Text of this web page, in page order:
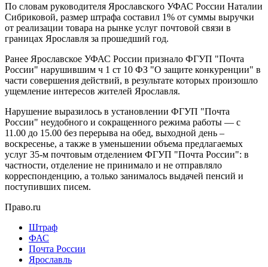
По словам руководителя Ярославского УФАС России Наталии
Сибриковой, размер штрафа составил 1% от суммы выручки
от реализации товара на рынке услуг почтовой связи в
границах Ярославля за прошедший год.
Ранее Ярославское УФАС России признало ФГУП "Почта
России" нарушившим ч 1 ст 10 ФЗ "О защите конкуренции" в
части совершения действий, в результате которых произошло
ущемление интересов жителей Ярославля.
Нарушение выразилось в установлении ФГУП "Почта
России" неудобного и сокращенного режима работы — с
11.00 до 15.00 без перерыва на обед, выходной день –
воскресенье, а также в уменьшении объема предлагаемых
услуг 35-м почтовым отделением ФГУП "Почта России": в
частности, отделение не принимало и не отправляло
корреспонденцию, а только занималось выдачей пенсий и
поступивших писем.
Право.ru
Штраф
ФАС
Почта России
Ярославль